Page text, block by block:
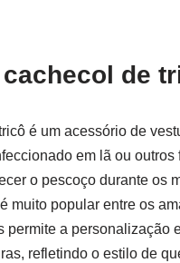
cachecol de
é um acessório de
em lã ou outros
o pescoço durante os
muito popular entre os
permite a personalização
refletindo o estilo de